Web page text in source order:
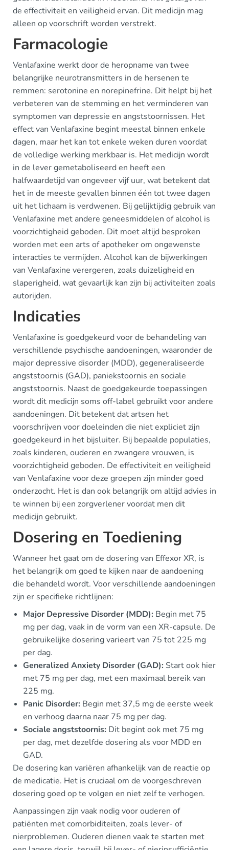
de effectiviteit en veiligheid ervan. Dit medicijn mag
alleen op voorschrift worden verstrekt.
Farmacologie
Venlafaxine werkt door de heropname van twee
belangrijke neurotransmitters in de hersenen te
remmen: serotonine en norepinefrine. Dit helpt bij het
verbeteren van de stemming en het verminderen van
symptomen van depressie en angststoornissen. Het
effect van Venlafaxine begint meestal binnen enkele
dagen, maar het kan tot enkele weken duren voordat
de volledige werking merkbaar is. Het medicijn wordt
in de lever gemetaboliseerd en heeft een
halfwaardetijd van ongeveer vijf uur, wat betekent dat
het in de meeste gevallen binnen één tot twee dagen
uit het lichaam is verdwenen. Bij gelijktijdig gebruik van
Venlafaxine met andere geneesmiddelen of alcohol is
voorzichtigheid geboden. Dit moet altijd besproken
worden met een arts of apotheker om ongewenste
interacties te vermijden. Alcohol kan de bijwerkingen
van Venlafaxine verergeren, zoals duizeligheid en
slaperigheid, wat gevaarlijk kan zijn bij activiteiten zoals
autorijden.
Indicaties
Venlafaxine is goedgekeurd voor de behandeling van
verschillende psychische aandoeningen, waaronder de
major depressive disorder (MDD), gegeneraliseerde
angststoornis (GAD), paniekstoornis en sociale
angststoornis. Naast de goedgekeurde toepassingen
wordt dit medicijn soms off-label gebruikt voor andere
aandoeningen. Dit betekent dat artsen het
voorschrijven voor doeleinden die niet expliciet zijn
goedgekeurd in het bijsluiter. Bij bepaalde populaties,
zoals kinderen, ouderen en zwangere vrouwen, is
voorzichtigheid geboden. De effectiviteit en veiligheid
van Venlafaxine voor deze groepen zijn minder goed
onderzocht. Het is dan ook belangrijk om altijd advies in
te winnen bij een zorgverlener voordat men dit
medicijn gebruikt.
Dosering en Toediening
Wanneer het gaat om de dosering van Effexor XR, is
het belangrijk om goed te kijken naar de aandoening
die behandeld wordt. Voor verschillende aandoeningen
zijn er specifieke richtlijnen:
Major Depressive Disorder (MDD): Begin met 75
mg per dag, vaak in de vorm van een XR-capsule. De
gebruikelijke dosering varieert van 75 tot 225 mg
per dag.
Generalized Anxiety Disorder (GAD): Start ook hier
met 75 mg per dag, met een maximaal bereik van
225 mg.
Panic Disorder: Begin met 37,5 mg de eerste week
en verhoog daarna naar 75 mg per dag.
Sociale angststoornis: Dit begint ook met 75 mg
per dag, met dezelfde dosering als voor MDD en
GAD.
De dosering kan variëren afhankelijk van de reactie op
de medicatie. Het is cruciaal om de voorgeschreven
dosering goed op te volgen en niet zelf te verhogen.
Aanpassingen zijn vaak nodig voor ouderen of
patiënten met comorbiditeiten, zoals lever- of
nierproblemen. Ouderen dienen vaak te starten met